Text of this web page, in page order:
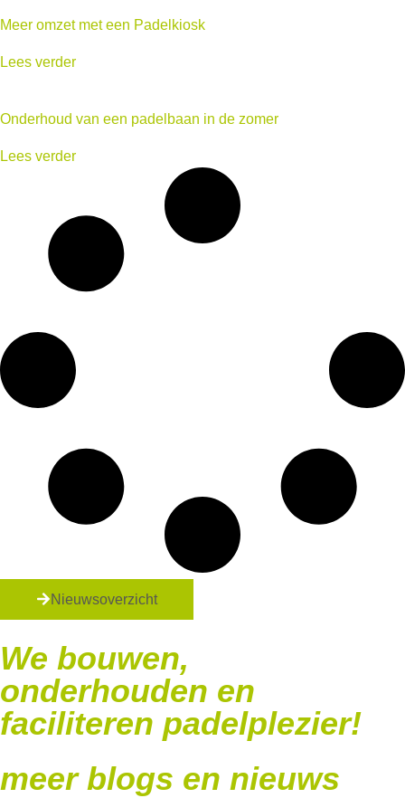
Meer omzet met een Padelkiosk
Lees verder
Onderhoud van een padelbaan in de zomer
Lees verder
Nieuwsoverzicht
We bouwen,
onderhouden en
faciliteren padelplezier!
meer blogs en nieuws